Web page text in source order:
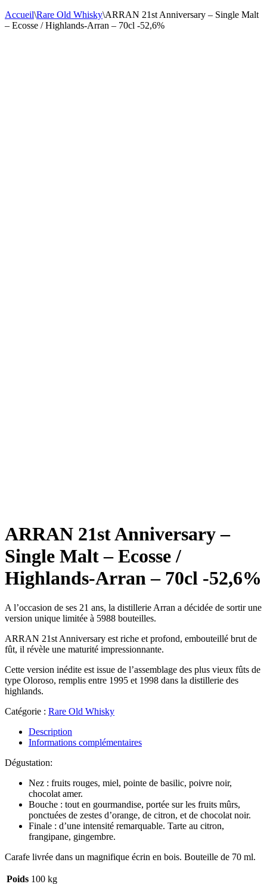
Accueil\Rare Old Whisky\ARRAN 21st Anniversary – Single Malt
– Ecosse / Highlands-Arran – 70cl -52,6%
ARRAN 21st Anniversary –
Single Malt – Ecosse /
Highlands-Arran – 70cl -52,6%
A l’occasion de ses 21 ans, la distillerie Arran a décidée de sortir une
version unique limitée à 5988 bouteilles.
ARRAN 21st Anniversary est riche et profond, embouteillé brut de
fût, il révèle une maturité impressionnante.
Cette version inédite est issue de l’assemblage des plus vieux fûts de
type Oloroso, remplis entre 1995 et 1998 dans la distillerie des
highlands.
Catégorie : Rare Old Whisky
Description
Informations complémentaires
Dégustation:
Nez : fruits rouges, miel, pointe de basilic, poivre noir,
chocolat amer.
Bouche : tout en gourmandise, portée sur les fruits mûrs,
ponctuées de zestes d’orange, de citron, et de chocolat noir.
Finale : d’une intensité remarquable. Tarte au citron,
frangipane, gingembre.
Carafe livrée dans un magnifique écrin en bois. Bouteille de 70 ml.
Poids 100 kg